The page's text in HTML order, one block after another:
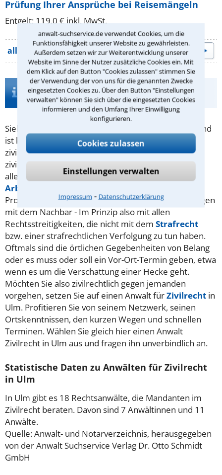
anwalt-suchservice.de verwendet Cookies, um die
Funktionsfähigkeit unserer Website zu gewährleisten.
Außerdem setzen wir zur Weiterentwicklung unserer
Website im Sinne der Nutzer zusätzliche Cookies ein. Mit
dem Klick auf den Button "Cookies zulassen" stimmen Sie
der Verwendung der von uns für die genannten Zwecke
eingesetzten Cookies zu. Über den Button "Einstellungen
verwalten" können Sie sich über die eingesetzten Cookies
informieren und den Umfang Ihrer Einwilligung
konfigurieren.
Cookies zulassen
Einstellungen verwalten
Impressum ⁃ Datenschutzerklärung
Prüfung Ihrer Ansprüche bei Reisemängeln
Entgelt: 119.0 € inkl. MwSt.
alle Beratungsangebote
Infos zur Suche nach einem Anwalt für
Zivilrecht in Ulm
Sieht man sich in einer Angelegenheit im Unrecht und
ist keine Straftat im Spiel, hat man die Möglichkeit,
zivilrechtlich dagegen vorzugehen. Typische
zivilrechtliche Klagen handeln vom Sinn und Unsinn
aller Arten von Verträgen (Kaufvertrag,
Arbeitsvertrag
Probleme mit einer Reise oder Auseinandersetzungen
mit dem Nachbar - Im Prinzip also mit allen
Rechtsstreitigkeiten, die nicht mit dem Strafrecht
bzw. einer strafrechtlichen Verfolgung zu tun haben.
Oftmals sind die örtlichen Gegebenheiten von Belang
oder es muss oder soll ein Vor-Ort-Termin geben, etwa
wenn es um die Verschattung einer Hecke geht.
Möchten Sie also zivilrechtlich gegen jemanden
vorgehen, setzen Sie auf einen Anwalt fürZivilrecht in
Ulm. Profitieren Sie von seinem Netzwerk, seinen
Ortskenntnissen, den kurzen Wegen und schnellen
Terminen. Wählen Sie gleich hier einen Anwalt
Zivilrecht in Ulm aus und fragen ihn unverbindlich an.
Statistische Daten zu Anwälten für Zivilrecht
in Ulm
In Ulm gibt es 18 Rechtsanwälte, die Mandanten im
Zivilrecht beraten. Davon sind 7 Anwältinnen und 11
Anwälte.
Quelle: Anwalt- und Notarverzeichnis, herausgegeben
von der Anwalt Suchservice Verlag Dr. Otto Schmidt
GmbH